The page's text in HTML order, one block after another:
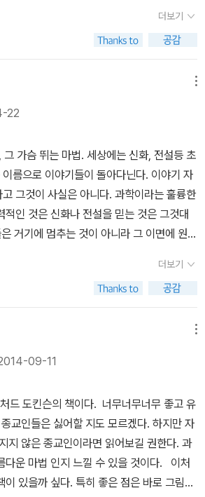
우리는 아직 이것을 이해하지 못하지만, 한창
유일하게 정직한 일이다라고.
이지 수.이를 통해 알 수 있듯이 이 책은 다
. 그리고, 이 책은 다양한 다양한 독자들을
읽을 수 있는 구성으로 되어 있다. 또한, 삽
잘 요약하고 있어 내용 연상이 쉽게 되어
린 학생들도 쉽게 읽을 수 있을 것 같다.(이
이유로 다양한 연령대의 독자들이 각자의
을 것 같다.또한, 구성하고 있는 각 장(章)
)로 시작해서, 과학에 흥미없어하는 인문
끌어들이는 흡입력을 가지고 있다. 우리에
(구약성경), 이집트 신화, 그리스 신화 뿐 아
아프리카 부족 신화까지 인용한 각 장의 도
자는 주로 각 장의 도입부에, 과학에 관심있
이 눈이 가겠지만, 읽다보면 각 장의 끌까지
으로는, 이 책은 종교가 있는 종교인(특히,
함을 줄 수도 있으리라 생각된다. 가톨릭에
'을 기적으로 보고 있으며, 1930년에 바티
있다. 이러한 기적문제에 대해 이 책에서
까?'에서 확률 문제로 접근하고 있다. 현
아닌 과학적인 접근은 자칫 신앙심이 깊은
줄 수도 있으리라 생각된다. (열심한 신자는
자라 편하진 않았다.)그렇지만, 리처드 도킨
<만들어진 신>에서처럼 '신이 없다'는 것을
만 기적이 일어날 가능성이 '현저하게 낮
다. 페이지마다 사진이나 그림이 있다. 12개
킨스의 답으로 이루어진 형식으로 편하고
다. 논리적이고, 쉽고 정확하며, 날카롭고 통
솜씨는 어디 내놓아도 빠지지 않는다.당신
. 그 위에 아버지의 사진을 올려놓자. 다음에
의 사진, 다음에는 증조할아버지, 다음에는
려놓자... 이제 고조할아버지의 아버지, 즉
똑같이 하자. 그 위에도 계속 사진들을 쌓
지의 할아버지로 자꾸만 거슬러 올라가자.
갈 수 있다. 이것은 어디까지나 사고실험
를 거슬러 올라가야 사고실험이 제대로 될
세대만 가면 괜찮겠다! 진화란 곧 유전자
변화란 몇몇 유전자의 수는 더 많아지고 다
지는 것이다. 흔했던 유전자가 희귀해지거
이 변한다. 종은 진화한다. 유전자풀에서 유
이다. 이것이 바로 진화다.
더보기
22
로 이야기들이 돌아다닌다. 이야기 자
거기에 멈추는 것이 아니라 그 이면에 원인
매우 매력적이다. 생명들이 진화를
지금도 뻗
가 지금도 움직이고 있
난다는 것도. 수많은 행성이 있다는 것도. 우
이 눈에 보이지 않는 원자로 구성되어 있다
). 하지만 과학이 설명해주는
. 그렇다. 과학이 보여주는 현실은, 가슴 뛰
더보기
09-11
드 도킨슨의 책이다. 너무너무너무 좋고 유
교인들은 싫어할 지도 모르겠다. 하지만 자
지 않은 종교인이라면 읽어보길 권한다. 과
다운 마법 인지 느낄 수 있을 것이다. 이처
이 있을까 싶다. 특히 좋은 점은 바로 그림이